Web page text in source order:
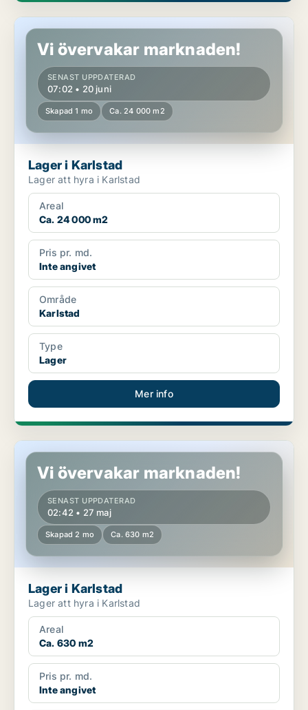
Lager i Karlstad
Vi övervakar marknaden!
SENAST UPPDATERAD
07:02 • 20 juni
Skapad 1 mo Ca. 24 000 m2
Lager i Karlstad
Lager att hyra i Karlstad
Areal
Ca. 24 000 m2
Pris pr. md.
Inte angivet
Område
Karlstad
Type
Lager
Mer info
Lager i Karlstad
Vi övervakar marknaden!
SENAST UPPDATERAD
02:42 • 27 maj
Skapad 2 mo Ca. 630 m2
Lager i Karlstad
Lager att hyra i Karlstad
Areal
Ca. 630 m2
Pris pr. md.
Inte angivet